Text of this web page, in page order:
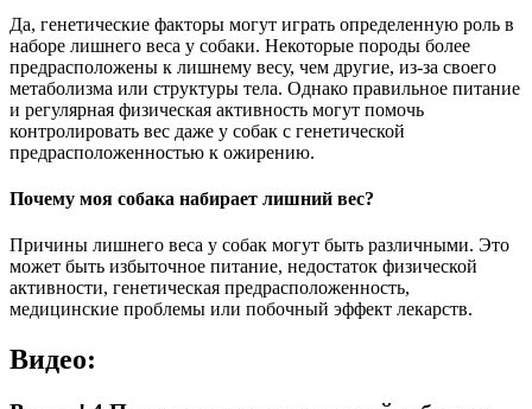
Да, генетические факторы могут играть определенную роль в
наборе лишнего веса у собаки. Некоторые породы более
предрасположены к лишнему весу, чем другие, из-за своего
метаболизма или структуры тела. Однако правильное питание
и регулярная физическая активность могут помочь
контролировать вес даже у собак с генетической
предрасположенностью к ожирению.
Почему моя собака набирает лишний вес?
Причины лишнего веса у собак могут быть различными. Это
может быть избыточное питание, недостаток физической
активности, генетическая предрасположенность,
медицинские проблемы или побочный эффект лекарств.
Видео: